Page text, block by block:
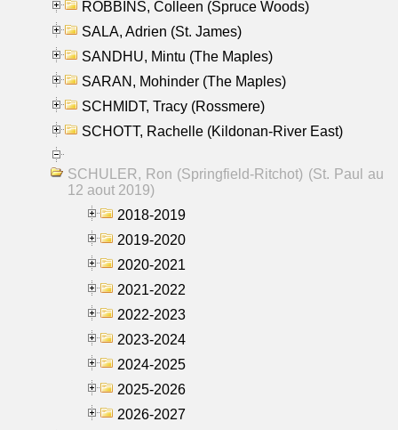
ROBBINS, Colleen (Spruce Woods)
SALA, Adrien (St. James)
SANDHU, Mintu (The Maples)
SARAN, Mohinder (The Maples)
SCHMIDT, Tracy (Rossmere)
SCHOTT, Rachelle (Kildonan-River East)
SCHULER, Ron (Springfield-Ritchot) (St. Paul au
12 aout 2019)
2018-2019
2019-2020
2020-2021
2021-2022
2022-2023
2023-2024
2024-2025
2025-2026
2026-2027